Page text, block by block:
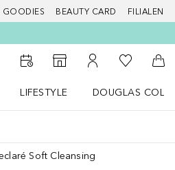
GOODIES BEAUTY CARD FILIALEN
Zum Storefinder
Zu Meinem
Zu Meiner
LIFESTYLE
DOUGLAS
Soft Cleansing